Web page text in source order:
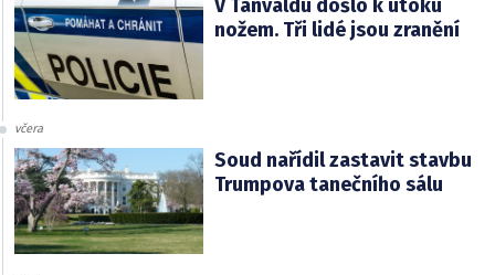
V Tanvaldu došlo k útoku
nožem. Tři lidé jsou zranění
včera
Soud nařídil zastavit stavbu
Trumpova tanečního sálu